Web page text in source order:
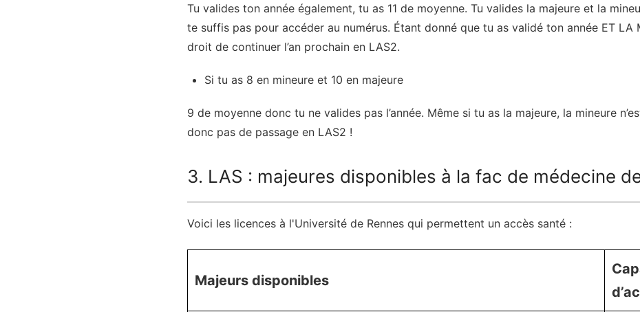
Tu valides ton année également, tu as 11 de moyenne. Tu valides la majeure et la
te suffis pas pour accéder au numérus. Étant donné que tu as validé ton année ET LA
droit de continuer l’an prochain en LAS2.
Si tu as 8 en mineure et 10 en majeure
9 de moyenne donc tu ne valides pas l’année. Même si tu as la majeure, la mineure
donc pas de passage en LAS2 !
3. LAS : majeures disponibles à la fac de médecine
Voici les licences à l'Université de Rennes qui permettent un accès santé :
Majeurs disponibles